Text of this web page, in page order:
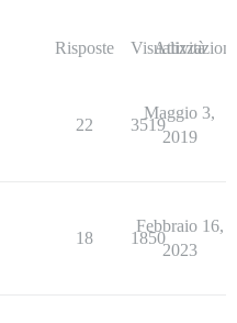
Risposte Visualizzazioni
Attività
22 3519
Maggio 3,
2019
18 1850
Febbraio 16,
2023